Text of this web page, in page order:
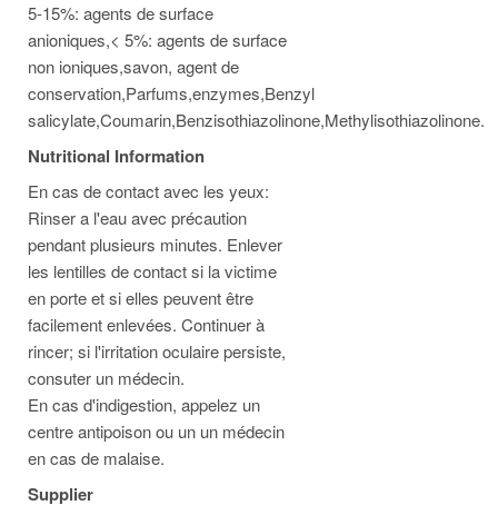
5-15%: agents de surface
anioniques,< 5%: agents de surface
non ioniques,savon, agent de
conservation,Parfums,enzymes,Benzyl
salicylate,Coumarin,Benzisothiazolinone,Methylisothiazolinone.
Nutritional Information
En cas de contact avec les yeux:
Rinser a l'eau avec précaution
pendant plusieurs minutes. Enlever
les lentilles de contact si la victime
en porte et si elles peuvent être
facilement enlevées. Continuer à
rincer; si l'irritation oculaire persiste,
consuter un médecin.
En cas d'indigestion, appelez un
centre antipoison ou un un médecin
en cas de malaise.
Supplier